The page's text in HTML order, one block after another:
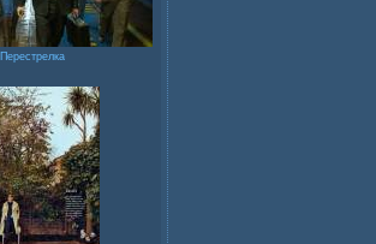
Перестрелка